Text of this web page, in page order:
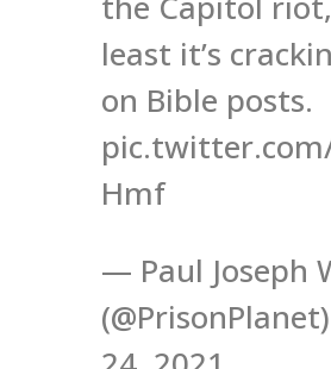
least it’s
on Bible posts.
Hmf
— Paul Joseph